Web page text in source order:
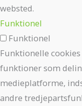
websted.
Funktionel
Funktionel
Funktionelle
funktioner som
medieplatforme,
andre